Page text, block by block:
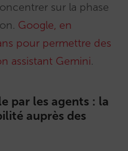
sur la phase
Google, en
pour permettre des
assistant Gemini.
par les agents : la
auprès des